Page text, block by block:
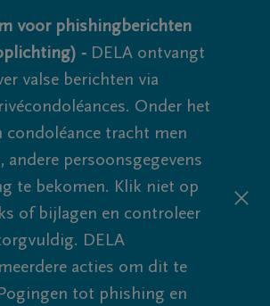
voor phishingberichten
- DELA ontvangt
valse berichten via
Onder het
condoléance tracht men
andere persoonsgegevens
te bekomen. Klik niet op
of bijlagen en controleer
DELA
acties om dit te
tot phishing en